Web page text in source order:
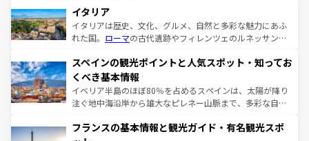
イタリア
イタリアは歴史、文化、グルメ、自然と多彩な魅力にあふ
れた国。 ローマの古代遺跡やフィレンツェのルネッサンス
ろん、トスカーナの美しい田園風景やアマルフィ海岸の絶
景など、自然景観も見逃せない。観光の合間には、本場の
ピザやパスタなど、絶品のイタリア料理を堪能することも
できる。朝目覚めてから夜眠るまで、すべての瞬間を楽し
なお、新着のイタリア情報はコンテンツ一覧を参照してほ
しい。
スペインの観光ポイントと人気スポット・知ってお
くべき基本情報
イベリア半島のほぼ80％を占めるスペインは、太陽が降り
注ぐ地中海沿岸から雄大なピレネー山脈まで、多彩な自然
文化が根付くこの国では、情熱的なフラメンコ、熱気あふ
フランスの基本情報と観光ガイド・有名観光スポ